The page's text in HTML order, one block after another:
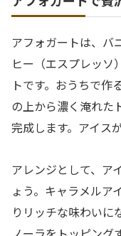
アフォガートは、バ
ヒー（エスプレッソ
トです。おうちで作
の上から濃く淹れた
完成します。アイス
アレンジとして、ア
ょう。キャラメルア
りリッチな味わいに